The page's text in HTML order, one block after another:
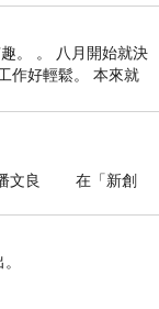
。 。 八月開始就決
作好輕鬆。 本來就
新創